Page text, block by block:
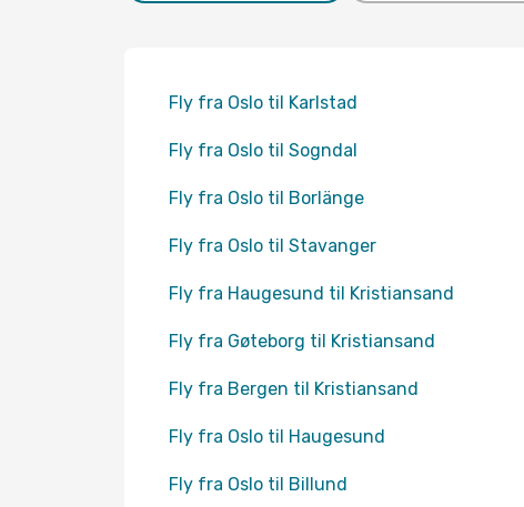
Fly fra Oslo til Karlstad
Fly fra Oslo til Sogndal
Fly fra Oslo til Borlänge
Fly fra Oslo til Stavanger
Fly fra Haugesund til Kristiansand
Fly fra Gøteborg til Kristiansand
Fly fra Bergen til Kristiansand
Fly fra Oslo til Haugesund
Fly fra Oslo til Billund